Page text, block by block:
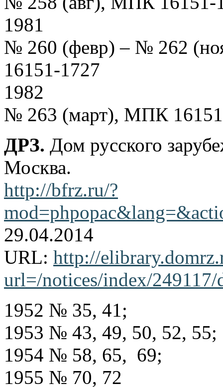
1981
№ 260 (февр) – № 262
16151-1727
1982
№ 263 (март), МПК
ДРЗ. Дом русского
Москва.
http://bfrz.ru/?
29.04.2014
URL: http://
url=/notices/index/249117/
1952 № 35, 41;
1953 № 43, 49, 50, 52, 55;
1954 № 58, 65, 69;
1955 № 70, 72